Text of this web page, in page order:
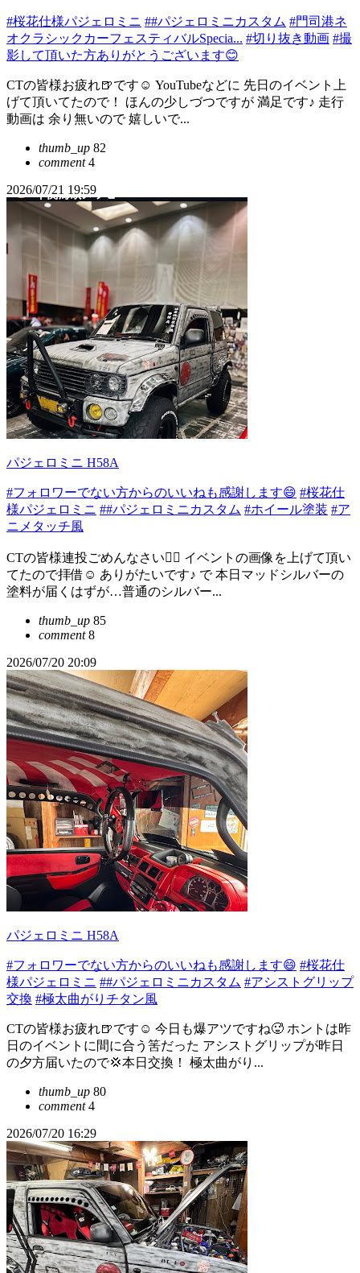
#桜花仕様パジェロミニ ##パジェロミニカスタム #門司港ネ
オクラシックカーフェスティバルSpecia... #切り抜き動画 #撮
影して頂いた方ありがとうございます😊
CTの皆様お疲れ🍺です☺️ YouTubeなどに 先日のイベント上
げて頂いてたので！ ほんの少しづつですが 満足です♪ 走行
動画は 余り無いので 嬉しいで...
thumb_up 82
comment4
2026/07/21 19:59
パジェロミニ H58A
#フォロワーでない方からのいいねも感謝します😄 #桜花仕
様パジェロミニ ##パジェロミニカスタム #ホイール塗装 #ア
ニメタッチ風
CTの皆様連投ごめんなさい🙇‍♀️ イベントの画像を上げて頂い
てたので拝借☺️ ありがたいです♪ で 本日マッドシルバーの
塗料が届くはずが…普通のシルバー...
thumb_up 85
comment8
2026/07/20 20:09
パジェロミニ H58A
#フォロワーでない方からのいいねも感謝します😄 #桜花仕
様パジェロミニ ##パジェロミニカスタム #アシストグリップ
交換 #極太曲がりチタン風
CTの皆様お疲れ🍺です☺️ 今日も爆アツですね🥵 ホントは昨
日のイベントに間に合う筈だった アシストグリップが昨日
の夕方届いたので💢本日交換！ 極太曲がり...
thumb_up 80
comment4
2026/07/20 16:29